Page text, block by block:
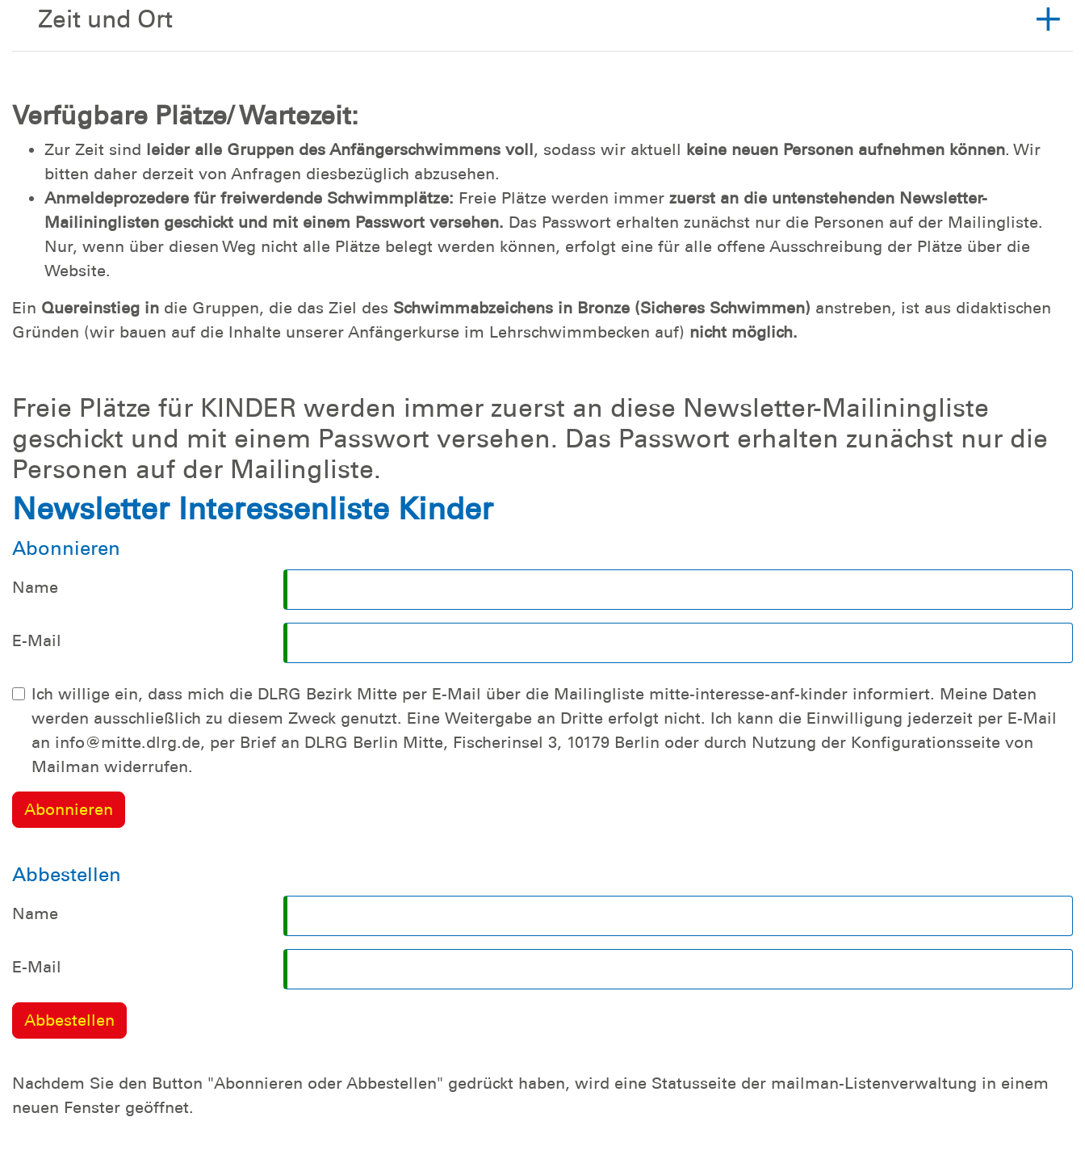
Zeit und Ort
Verfügbare Plätze/ Wartezeit:
Zur Zeit sind leider alle Gruppen des Anfängerschwimmens voll, sodass wir aktuell keine neuen Personen aufnehmen können. Wir
bitten daher derzeit von Anfragen diesbezüglich abzusehen.
Anmeldeprozedere für freiwerdende Schwimmplätze: Freie Plätze werden immer zuerst an die untenstehenden Newsletter-
Mailininglisten geschickt und mit einem Passwort versehen. Das Passwort erhalten zunächst nur die Personen auf der Mailingliste.
Nur, wenn über diesen Weg nicht alle Plätze belegt werden können, erfolgt eine für alle offene Ausschreibung der Plätze über die
Website.
Ein Quereinstieg in die Gruppen, die das Ziel des Schwimmabzeichens in Bronze (Sicheres Schwimmen) anstreben, ist aus didaktischen
Gründen (wir bauen auf die Inhalte unserer Anfängerkurse im Lehrschwimmbecken auf) nicht möglich.
Freie Plätze für KINDER werden immer zuerst an diese Newsletter-Mailiningliste
geschickt und mit einem Passwort versehen. Das Passwort erhalten zunächst nur die
Personen auf der Mailingliste.
Newsletter Interessenliste Kinder
Abonnieren
Name
E-Mail
Ich willige ein, dass mich die DLRG Bezirk Mitte per E-Mail über die Mailingliste mitte-interesse-anf-kinder informiert. Meine Daten
werden ausschließlich zu diesem Zweck genutzt. Eine Weitergabe an Dritte erfolgt nicht. Ich kann die Einwilligung jederzeit per E-Mail
an info@mitte.dlrg.de, per Brief an DLRG Berlin Mitte, Fischerinsel 3, 10179 Berlin oder durch Nutzung der Konfigurationsseite von
Mailman widerrufen.
Abbestellen
Name
E-Mail
Nachdem Sie den Button "Abonnieren oder Abbestellen" gedrückt haben, wird eine Statusseite der mailman-Listenverwaltung in einem
neuen Fenster geöffnet.